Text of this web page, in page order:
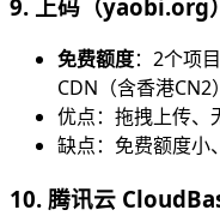
9. 上码（yaobi.org）
免费额度：2个项
CDN（含香港CN2）
优点：拖拽上传、
缺点：免费额度小
10. 腾讯云